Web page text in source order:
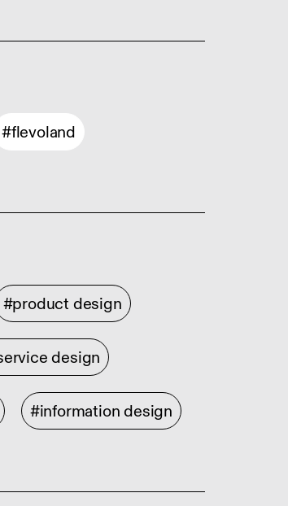
#flevoland
#product design
design
#information design